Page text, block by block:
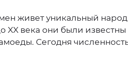
живет уникальный
XX века они были известны
Сегодня